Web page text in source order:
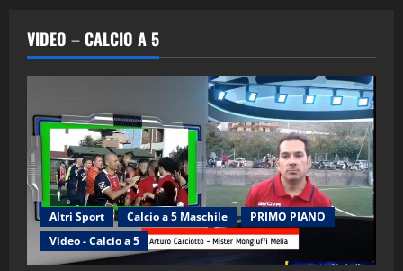
VIDEO – CALCIO A 5
Altri Sport Calcio a 5 Maschile
PRIMO PIANO
Video - Calcio a 5